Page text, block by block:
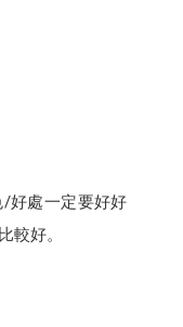
好處一定要好好
較好。